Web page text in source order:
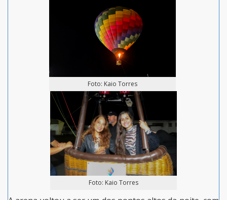
Foto: Kaio Torres
Foto: Kaio Torres